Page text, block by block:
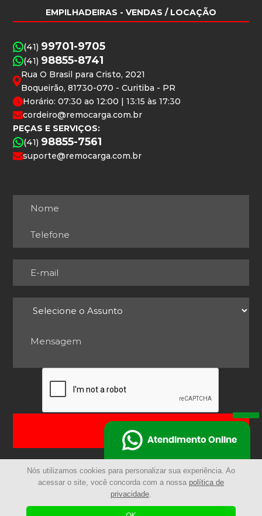
Nós utilizamos cookies para personalizar sua experiência. Ao
acessar o site, você concorda com a nossa política de
privacidade.
EMPILHADEIRAS - VENDAS / LOCAÇÃO
(41) 99701-9705
(41) 98855-8741
Rua O Brasil para Cristo, 2021
Boqueirão, 81730-070 - Curitiba - PR
Horário: 07:30 ao 12:00 | 13:15 às 17:30
cordeiro@remocarga.com.br
PEÇAS E SERVIÇOS:
(41) 98855-7561
suporte@remocarga.com.br
ENVIAR
Atendimento Online